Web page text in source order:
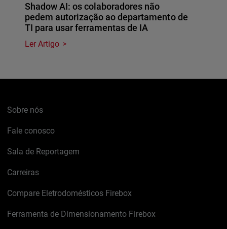
Shadow AI: os colaboradores não
pedem autorização ao departamento de
TI para usar ferramentas de IA
Ler Artigo
Sobre nós
Fale conosco
Sala de Reportagem
Carreiras
Compare Eletrodomésticos Firebox
Ferramenta de Dimensionamento Firebox